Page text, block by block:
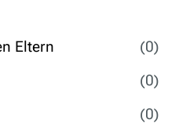
Eltern
(0)
(0)
(0)